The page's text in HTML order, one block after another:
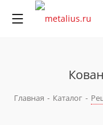
Главная - Каталог -